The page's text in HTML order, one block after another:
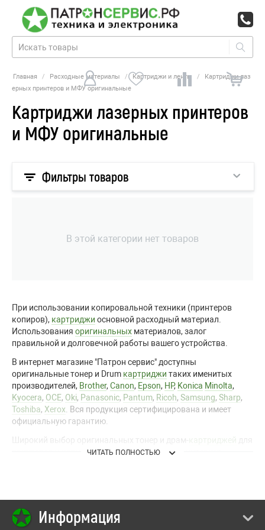
Главная / Расходные материалы / Картриджи и ленты /
Картриджи лаз
ерных принтеров и МФУ оригинальные
Картриджи лазерных принтеров
и МФУ оригинальные
Фильтры товаров
В этой категории нет товаров
При использовании копировальной техники (принтеров
копиров), картриджи основной расходный материал
Использования оригинальных материалов, залог
правильной и долговечной работы вашегоустройства
В интернет магазине "Патрон сервис" доступны
оригинальныетонер и Drum картриджи таких именитых
производителей, Brother, Canon, Epson, HP, Konica Minolta,
Kyocera, OCE, Oki, Panasonic, Pantum, Ricoh, Samsung, Sharp,
Toshiba, Xerox Вся продукция сертифицирована и имеет
официальную гарантию
Широкий
выбор картриджей
копиров подоступным ценам
вопросы
на
сайте
ЧИТАТЬ ПОЛНОСТЬЮ
Информация